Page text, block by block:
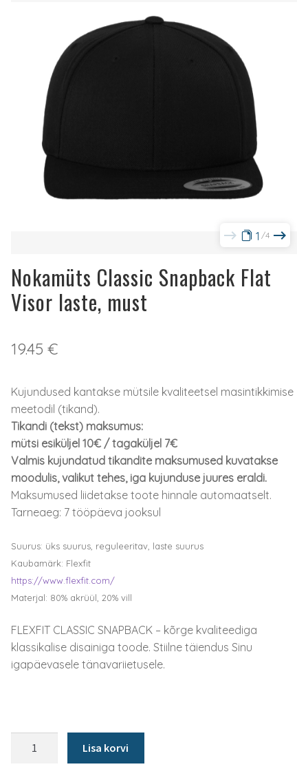
1 4
Nokamüts Classic Snapback Flat
Visor laste, must
19.45 €
Kujundused kantakse mütsile kvaliteetsel masintikkimise
meetodil (tikand).
Tikandi (tekst) maksumus:
mütsi esiküljel 10€ / tagaküljel 7€
Valmis kujundatud tikandite maksumused kuvatakse
moodulis, valikut tehes, iga kujunduse juures eraldi.
Maksumused liidetakse toote hinnale automaatselt.
Tarneaeg: 7 tööpäeva jooksul
Suurus: üks suurus, reguleeritav, laste suurus
Kaubamärk: Flexfit
https://www.flexfit.com/
Materjal: 80% akrüül, 20% vill
FLEXFIT CLASSIC SNAPBACK – kõrge kvaliteediga
klassikalise disainiga toode. Stiilne täiendus Sinu
igapäevasele tänavariietusele.
Lisa korvi